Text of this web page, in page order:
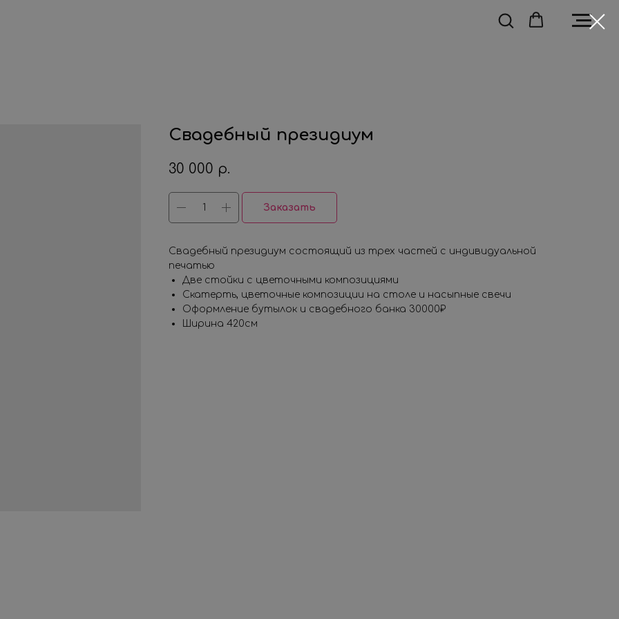
Свадебный президиум
30 000 р.
Заказать
Свадебный президиум состоящий из трех частей с индивидуальной
печатью
Две стойки с цветочными композициями
Скатерть, цветочные композиции на столе и насыпные свечи
Оформление бутылок и свадебного банка 30000₽
Ширина 420см